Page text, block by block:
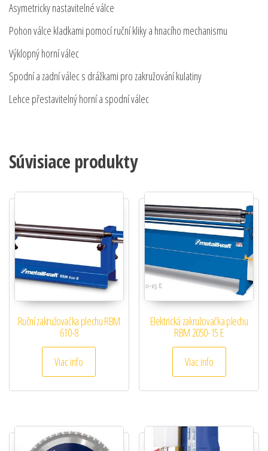
Asymetricky nastavitelné válce
Pohon válce kladkami pomocí ruční kliky a hnacího mechanismu
Výklopný horní válec
Spodní a zadní válec s drážkami pro zakružování kulatiny
Lehce přestavitelný horní a spodní válec
Súvisiace produkty
Ruční zakružovačka plechu RBM
610-8
Viac info
Elektrická zakružovačka plechu
RBM 2050-15 E
Viac info